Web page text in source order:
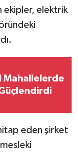
ekipler, elektrik
Mahallelerde
eden şirket